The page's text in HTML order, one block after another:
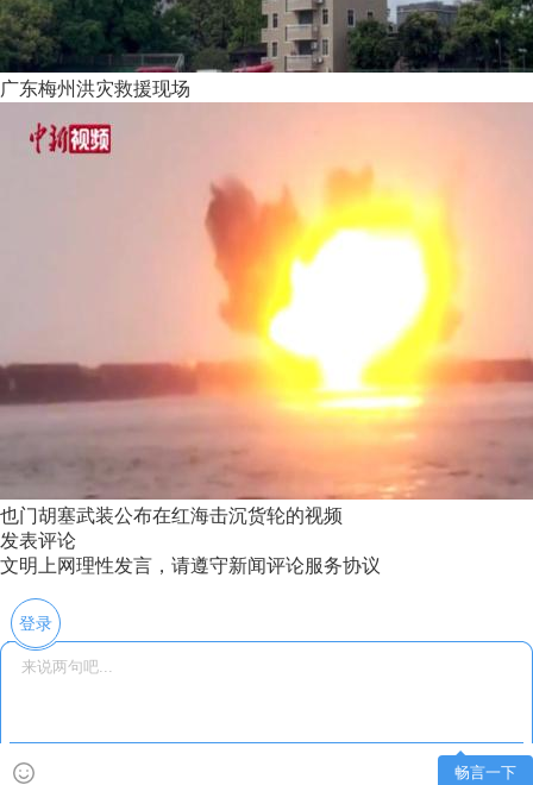
广东梅州洪灾救援现场
也门胡塞武装公布在红海击沉货轮的视频
发表评论
文明上网理性发言，请遵守新闻评论服务协议
登录
畅言一下